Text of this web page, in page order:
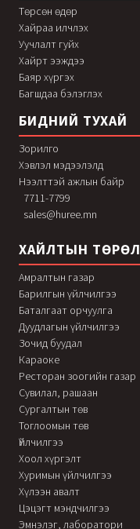
Төрсөн өдөр
Хайраа илчлэх
Уучлалт гуйх
Хайрт ээждээ
Баяр хүргэх
Багшдаа бэлэглэх
БИДНИЙ ТУХАЙ
Зорилго
Хэвлэл мэдээлэлд
Нээлттэй ажлын байр
7711-7799
sales@huree.mn
ХАЙЛТЫН ТӨРӨЛ
Амралтын газар
Барилгын үйлчилгээ
Баталгаат орчуулга
Дуудлагын үйлчилгээ
Зочид буудал
Караоке
Ресторан зоогийн газар
Сувилал, рашаан
Сургалтын төв
Тоглоомын төв
Үйлчилгээ
Хоол хүргэлт
Хуримын үйлчилгээ
Хүлээн авалт
Цэцэгт мэндчилгээ
Эмнэлэг, лаборатори